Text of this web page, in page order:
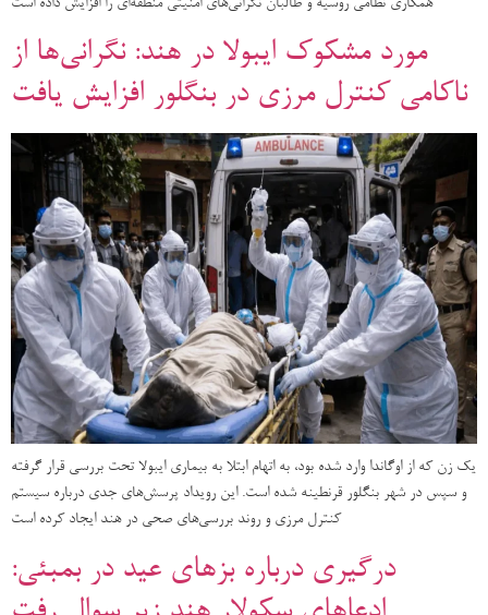
همکاری نظامی روسیه و طالبان نگرانی‌های امنیتی منطقه‌ای را افزایش داده است
مورد مشکوک ایبولا در هند: نگرانی‌ها از
ناکامی کنترل مرزی در بنگلور افزایش یافت
یک زن که از اوگاندا وارد شده بود، به اتهام ابتلا به بیماری ایبولا تحت بررسی قرار گرفته
و سپس در شهر بنگلور قرنطینه شده است. این رویداد پرسش‌های جدی درباره سیستم
کنترل مرزی و روند بررسی‌های صحی در هند ایجاد کرده است
درگیری درباره بزهای عید در بمبئی: